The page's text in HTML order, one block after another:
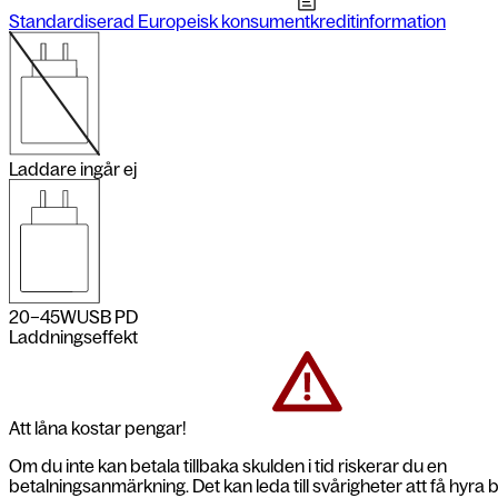
Standardiserad Europeisk konsumentkreditinformation
Laddare ingår ej
20–45WUSB PD
Laddningseffekt
Att låna kostar pengar!
Om du inte kan betala tillbaka skulden i tid riskerar du en
betalningsanmärkning. Det kan leda till svårigheter att få hyra